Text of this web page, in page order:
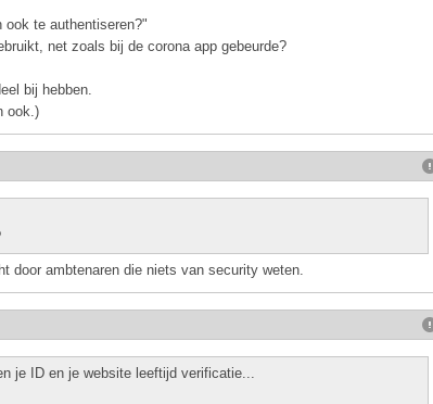
te authentiseren?"
net zoals bij de corona app gebeurde?
bij hebben.
ook.)
door ambtenaren die niets van security weten.
je ID en je website leeftijd verificatie...